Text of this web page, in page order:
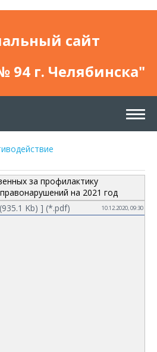
сайт
г. Челябинска"
за профилактику
на 2021 год
(935.1 Kb) ] (*.pdf) 10.12.2020, 09:30